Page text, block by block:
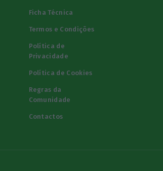
Ficha Técnica
Termos e Condições
Política de
Privacidade
Política de Cookies
Regras da
Comunidade
Contactos